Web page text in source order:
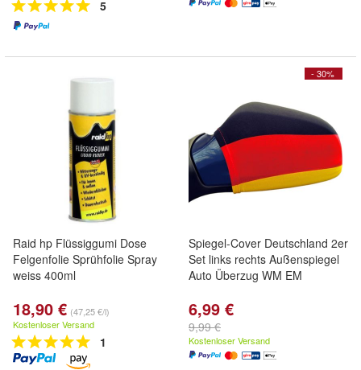
5
Raid hp Flüssiggumi Dose
Felgenfolie Sprühfolie Spray
weiss 400ml
18,90 € (47,25 €/l)
Kostenloser Versand
1
- 30%
Spiegel-Cover Deutschland 2er
Set links rechts Außenspiegel
Auto Überzug WM EM
6,99 €
9,99 €
Kostenloser Versand